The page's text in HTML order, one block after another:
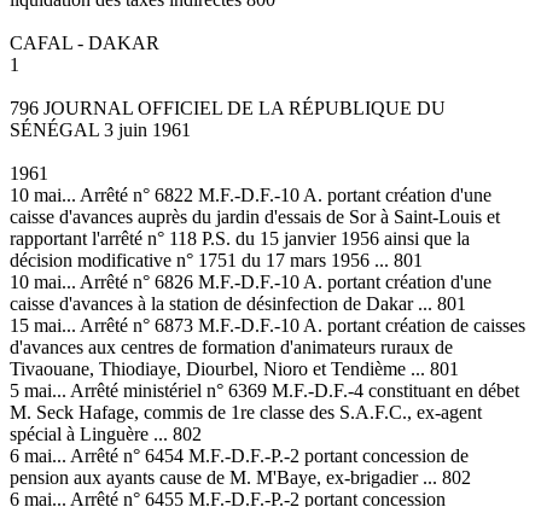
CAFAL - DAKAR
1
796 JOURNAL OFFICIEL DE LA RÉPUBLIQUE DU
SÉNÉGAL 3 juin 1961
1961
10 mai... Arrêté n° 6822 M.F.-D.F.-10 A. portant création d'une
caisse d'avances auprès du jardin d'essais de Sor à Saint-Louis et
rapportant l'arrêté n° 118 P.S. du 15 janvier 1956 ainsi que la
décision modificative n° 1751 du 17 mars 1956 ... 801
10 mai... Arrêté n° 6826 M.F.-D.F.-10 A. portant création d'une
caisse d'avances à la station de désinfection de Dakar ... 801
15 mai... Arrêté n° 6873 M.F.-D.F.-10 A. portant création de caisses
d'avances aux centres de formation d'animateurs ruraux de
Tivaouane, Thiodiaye, Diourbel, Nioro et Tendième ... 801
5 mai... Arrêté ministériel n° 6369 M.F.-D.F.-4 constituant en débet
M. Seck Hafage, commis de 1re classe des S.A.F.C., ex-agent
spécial à Linguère ... 802
6 mai... Arrêté n° 6454 M.F.-D.F.-P.-2 portant concession de
pension aux ayants cause de M. M'Baye, ex-brigadier ... 802
6 mai... Arrêté n° 6455 M.F.-D.F.-P.-2 portant concession